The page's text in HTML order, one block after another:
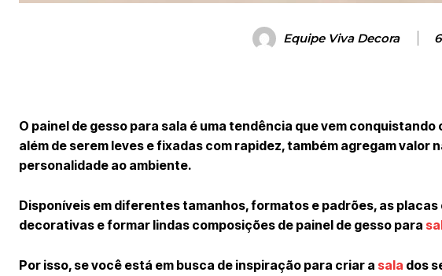
Equipe Viva Decora
O painel de gesso para sala é uma tendência que vem
além de serem leves e fixadas com rapidez, também agregam
personalidade ao ambiente.
Disponíveis em diferentes tamanhos, formatos e padrões, as
decorativas e formar lindas composições de painel de gesso para
Por isso, se você está em busca de inspiração para criar a sala dos